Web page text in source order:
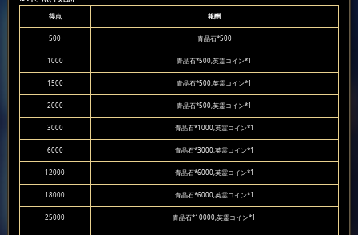
得点 報酬
500 青晶石*500
1000 青晶石*500,英霊コイン*1
1500 青晶石*500,英霊コイン*1
2000 青晶石*500,英霊コイン*1
3000 青晶石*1000,英霊コイン*1
6000 青晶石*3000,英霊コイン*1
12000 青晶石*6000,英霊コイン*1
18000 青晶石*6000,英霊コイン*1
25000 青晶石*10000,英霊コイン*1